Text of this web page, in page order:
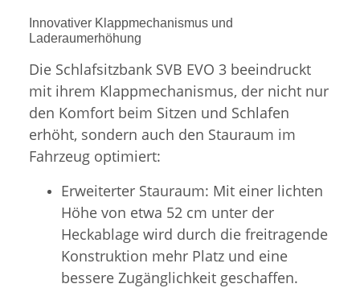
Innovativer Klappmechanismus und
Laderaumerhöhung
Die Schlafsitzbank SVB EVO 3 beeindruckt
mit ihrem Klappmechanismus, der nicht nur
den Komfort beim Sitzen und Schlafen
erhöht, sondern auch den Stauraum im
Fahrzeug optimiert:
Erweiterter Stauraum: Mit einer lichten
Höhe von etwa 52 cm unter der
Heckablage wird durch die freitragende
Konstruktion mehr Platz und eine
bessere Zugänglichkeit geschaffen.